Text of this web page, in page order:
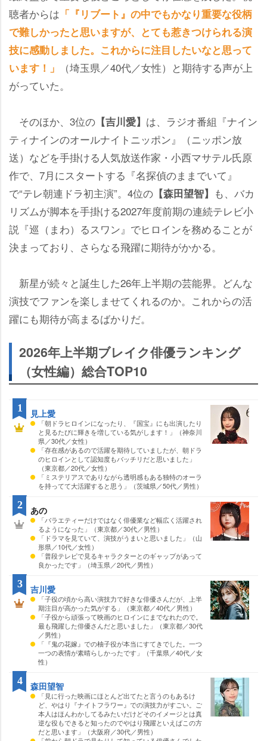
聴者からは 「『リブート』の中でもかなり重要な役柄
で難しかったと思いますが、とても惹きつけられる演
技に感動しました。これからに注目したいなと思って
います！」
（埼玉県／40代／女性）と期待する声が上
がっていた。
そのほか、3位の 【吉川愛】 は、ラジオ番組『ナイン
ティナインのオールナイトニッポン』（ニッポン放
送）などを手掛ける人気放送作家・小西マサテル氏原
作で、7月にスタートする『名探偵のままでいて』
で“テレ朝連ドラ初主演”。4位の 【森田望智】 も、バカ
リズムが脚本を手掛ける2027年度前期の連続テレビ小
説『巡（まわ）るスワン』でヒロインを務めることが
決まっており、さらなる飛躍に期待がかかる。
新星が続々と誕生した26年上半期の芸能界。どんな
演技でファンを楽しませてくれるのか。これからの活
躍にも期待が高まるばかりだ。
2026年上半期ブレイク俳優ランキング
（女性編）総合TOP10
見上愛
「朝ドラヒロインになったり、『国宝』にも出演したり
と見るたびに輝きを増している気がします！」（神奈川
県／30代／女性）
「存在感があるので活躍を期待していましたが、朝ドラ
のヒロインとして認知度もバッチリだと思いました」
（東京都／20代／女性）
「ミステリアスでありながら透明感もある独特のオーラ
を持ってて大活躍すると思う」（茨城県／50代／男性）
1
あの
「バラエティーだけではなく俳優業など幅広く活躍され
るようになった」（東京都／30代／男性）
「ドラマを見ていて、演技がうまいと思いました」（山
形県／10代／女性）
「普段テレビで見るキャラクターとのギャップがあって
良かったです」（埼玉県／20代／男性）
2
吉川愛
「子役の頃から高い演技力で好きな俳優さんだが、上半
期注目が高かった気がする」（東京都／40代／男性）
「子役から頑張って映画のヒロインにまでなれたので。
最も飛躍した俳優さんだと思いました」（東京都／30代
／男性）
「『鬼の花嫁』での柚子役が本当にすてきでした。一つ
一つの表情が素晴らしかったです」（千葉県／40代／女
性）
3
森田望智
「見に行った映画にほとんど出てたと言うのもあるけ
ど、やはり『ナイトフラワー』での演技力がすごい。ご
本人はほんわかしてるみたいだけどそのイメージとは真
逆な役もできると知ったのでやはり飛躍といえばこの方
だと思います」（大阪府／30代／男性）
4